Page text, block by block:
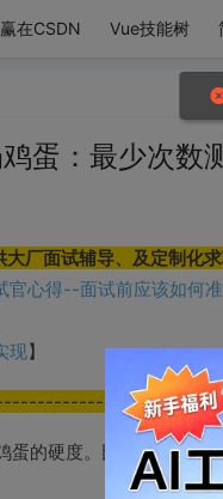
赢在CSDN Vue技能树
蛋：最少次数
厂面试辅导、及定制化
官心得--面试前应该如何
现】
的硬度。比如鸡蛋在第